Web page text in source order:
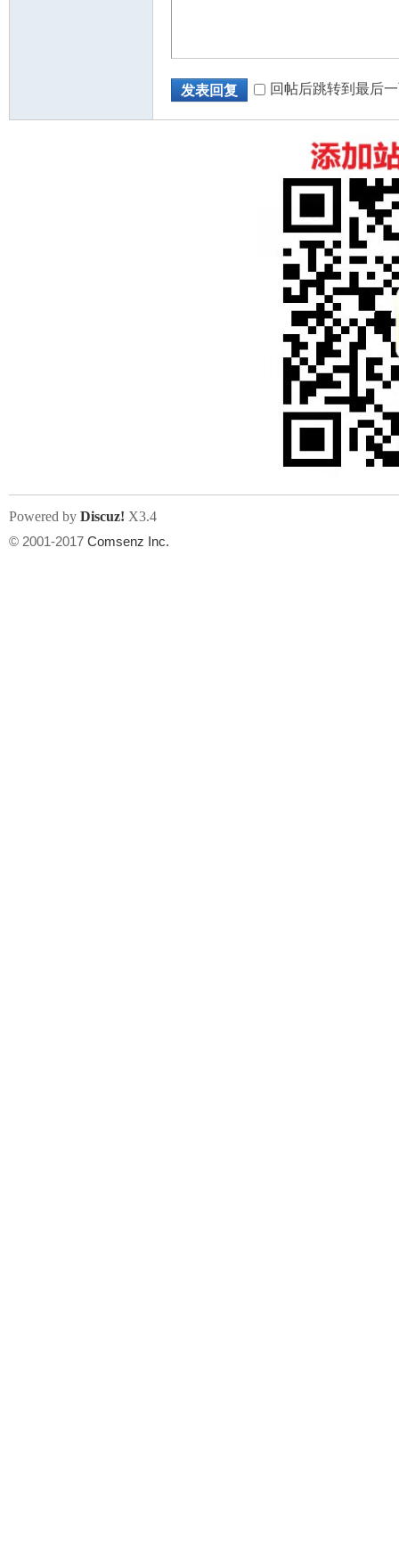
发表回复 回帖后跳转到最后
Powered by Discuz! X3.4
© 2001-2017 Comsenz Inc.